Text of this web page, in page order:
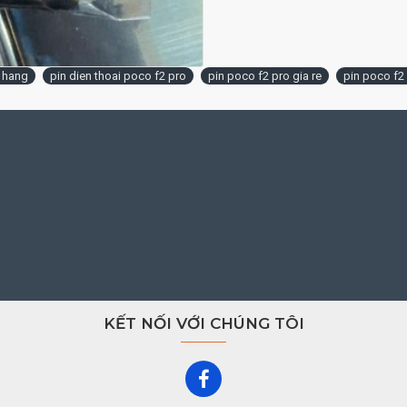
chuyển khoản thanh
chuyển đơn hàng trên
pin dien thoai poco f2 pro pin poco f2 pro gia re pin poco f2
KẾT NỐI VỚI CHÚNG TÔI